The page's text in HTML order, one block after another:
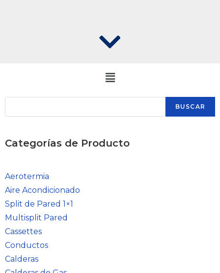
BUSCAR
Categorías de Producto
Aerotermia
Aire Acondicionado
Split de Pared 1×1
Multisplit Pared
Cassettes
Conductos
Calderas